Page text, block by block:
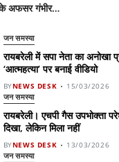
के अफसर गंभीर…
जन समस्या
रायबरेली में सपा नेता का अनोखा
‘आत्महत्या’ पर बनाई वीडियो
BYNEWS DESK 15/03/2026
जन समस्या
रायबरेली। एचपी गैस उपभोक्ता
दिखा, लेकिन मिला नहीं
BYNEWS DESK 13/03/2026
जन समस्या